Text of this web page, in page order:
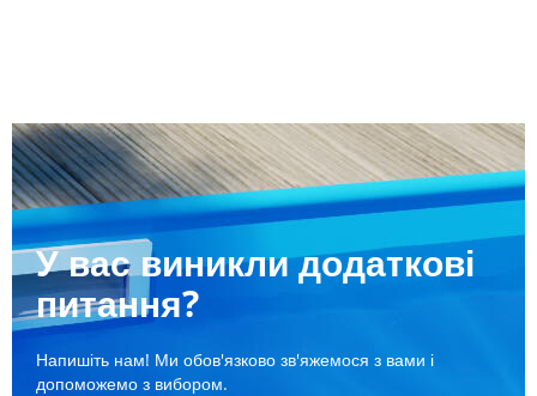
У вас виникли додаткові
питання?
Напишіть нам! Ми обов'язково зв'яжемося з вами і
допоможемо з вибором.